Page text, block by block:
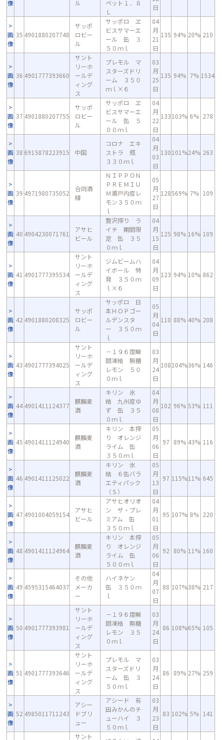
像
ル
ペット１．８
Ｌ
日
画
像
35 4901880207748
サッポ
ロビー
ル
サッポロ ヱ
ビスサマーエ
ール 缶 ３
５０ｍｌ
04
月
21
日
135 94% 20% 210
画
像
36 4901777393660
サント
リーホ
ールデ
ィング
ス
プレモル マ
スターズドリ
ーム ３５０
ｍｌ×６
03
月
25
日
135 94% 7% 1534
画
像
37 4901880207755
サッポ
ロビー
ル
サッポロ ヱ
ビスサマーエ
ール 缶 ５
００ｍｌ
04
月
22
日
133103% 6% 278
画
像
38 6915878223915 中国
コロナ エキ
ストラ 瓶
３３０ｍｌ
04
月
03
日
130101%24% 263
画
像
39 4971980735052
合同酒
精
ＮＩＰＰＯＮ
ＰＲＥＭＩＵ
Ｍ瀬戸内産レ
モン３５０ｍ
ｌ
05
月
27
日
128569% 7% 109
画
像
40 4904230071761
アサヒ
ビール
贅沢搾り ラ
イチ 期間限
定 缶 ３５
０ｍｌ
04
月
15
日
125 98% 16% 109
画
像
41 4901777395534
サント
リーホ
ールデ
ィング
ス
ジムビームハ
イボール 特
発 ３５０ｍ
ｌ×６
04
月
09
日
123 94% 10% 862
画
像
42 4901880208325
サッポ
ロビー
ル
サッポロ 日
本ＨＯＰゴー
ルデンスタ
ー ３５０ｍ
ｌ
05
月
04
日
110 88% 40% 208
画
像
43 4901777394025
サント
リーホ
ールデ
ィング
ス
－１９６度瞬
間凍結 無糖
レモン ５０
０ｍｌ
03
月
24
日
108104%36% 146
画
像
44 4901411124377
麒麟麦
酒
キリン 氷
結 九州産ゆ
ず 缶 ３５
０ｍｌ
04
月
08
日
102 96% 53% 111
画
像
45 4901411124940
麒麟麦
酒
キリン 本搾
り オレンジ
ライム 缶
３５０ｍｌ
05
月
06
日
97 89% 43% 116
画
像
46 4901411125022
麒麟麦
酒
キリン 氷
結 ６缶バラ
エティパック
（Ｓ）
05
月
13
日
97 115%11% 645
画
像
47 4901004059154
アサヒ
ビール
アサヒオリオ
ン ザ・プレ
ミアム 缶
３５０ｍｌ
04
月
01
日
95 107% 8% 220
画
像
48 4901411124964
麒麟麦
酒
キリン 本搾
り オレンジ
ライム 缶
５００ｍｌ
05
月
06
日
92 80% 11% 160
画
像
49 4595315464037
その他
メーカ
ー
ハイネケン
缶 ３５０ｍ
ｌ
04
月
07
日
88 107%38% 217
画
像
50 4901777393981
サント
リーホ
ールデ
ィング
ス
－１９６度瞬
間凍結 無糖
レモン ３５
０ｍｌ
03
月
24
日
86 108%65% 105
画
像
51 4901777393646
サント
リーホ
ールデ
ィング
ス
プレモル マ
スターズドリ
ーム 缶 ３
５０ｍｌ
03
月
24
日
86 89% 27% 259
画
像
52 4985011711243
アシー
ドブリ
ュー
アシード 有
田みかんのチ
ューハイ ３
５０ｍｌ
03
月
23
日
83 102% 5% 141
サント